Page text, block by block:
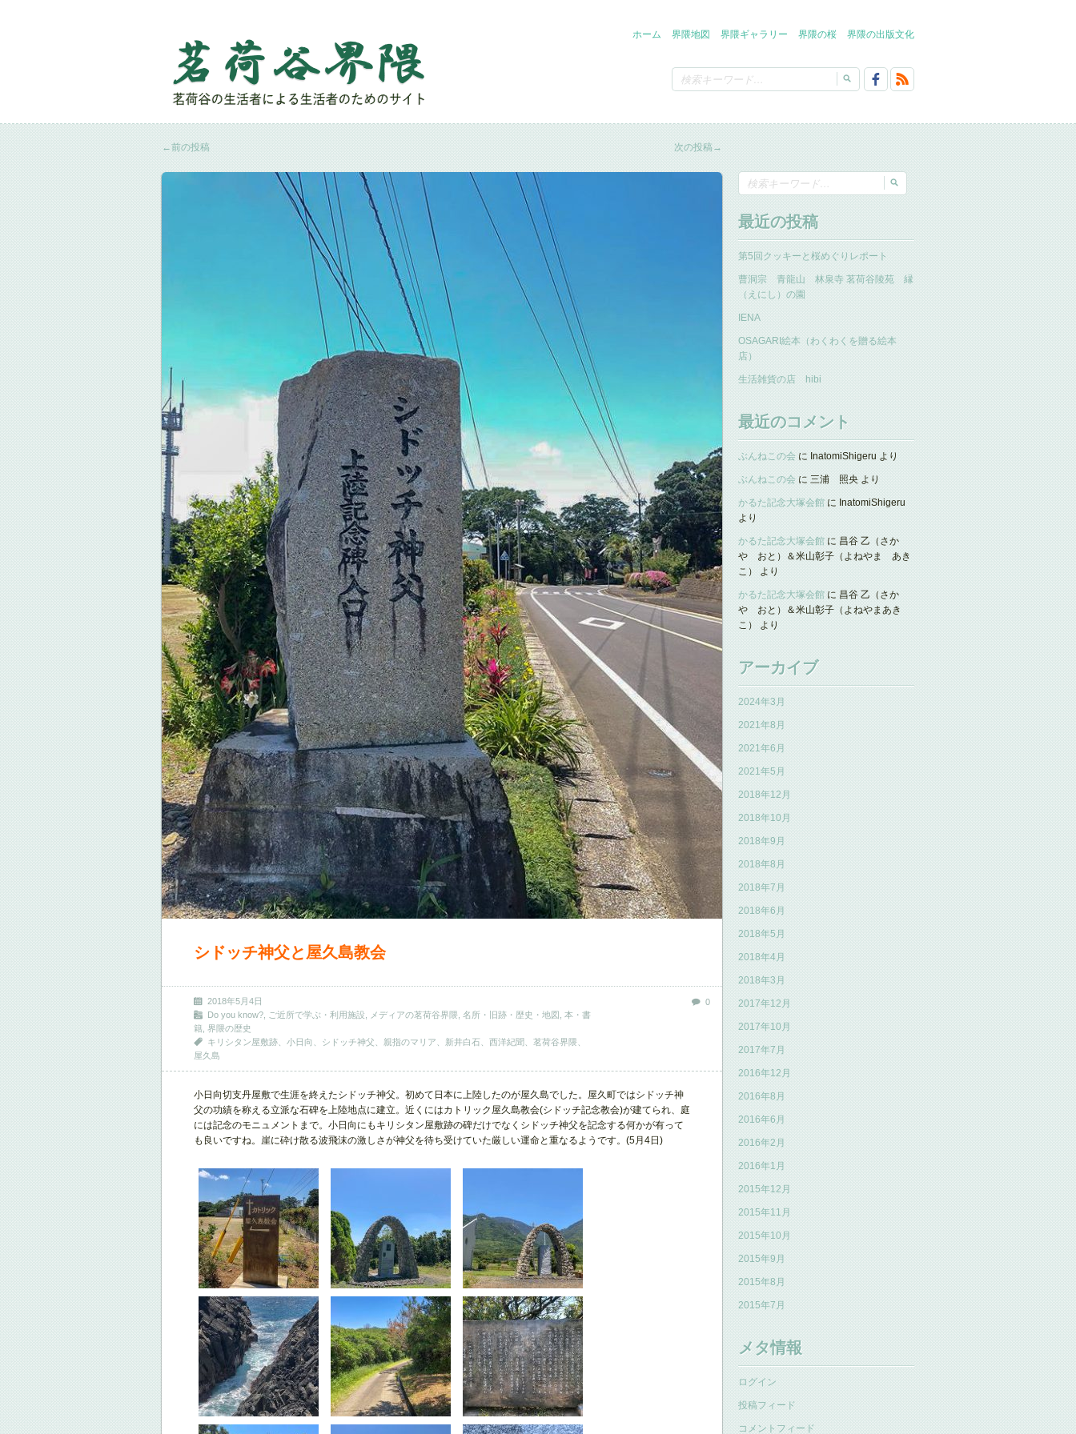
ホーム 界隈地図 界隈ギャラリー 界隈の桜 界隈の出版文化
←前の投稿 次の投稿→
シドッチ神父と屋久島教会
0
2018年5月4日
Do you know?
ご近所で学ぶ・利用施設 メディアの茗荷谷界隈 名所・旧跡・歴史・地図 本・書
籍 界隈の歴史
キリシタン屋敷跡、小日向、シドッチ神父、親指のマリア、新井白石、西洋紀聞、茗荷谷界隈、
屋久島
小日向切支丹屋敷で生涯を終えたシドッチ神父。初めて日本に上陸したのが屋久島でした。屋久町ではシドッチ神
父の功績を称える立派な石碑を上陸地点に建立。近くにはカトリック屋久島教会(シドッチ記念教会)が建てられ、庭
には記念のモニュメントまで。小日向にもキリシタン屋敷跡の碑だけでなくシドッチ神父を記念する何かが有って
も良いですね。崖に砕け散る波飛沫の激しさが神父を待ち受けていた厳しい運命と重なるようです。(5月4日)
最近の投稿
第5回クッキーと桜めぐりレポート
曹洞宗 青龍山 林泉寺 茗荷谷陵苑 縁
（えにし）の園
IENA
OSAGARI絵本（わくわくを贈る絵本
店）
生活雑貨の店 hibi
最近のコメント
ぶんねこの会 に InatomiShigeru より
ぶんねこの会 に 三浦 照央 より
かるた記念大塚会館 に InatomiShigeru
より
かるた記念大塚会館 に 昌谷 乙（さか
や おと）＆米山彰子（よねやま あき
こ）
より
かるた記念大塚会館 に 昌谷 乙（さか
や おと）＆米山彰子（よねやまあき
こ）
より
アーカイブ
2024年3月
2021年8月
2021年6月
2021年5月
2018年12月
2018年10月
2018年9月
2018年8月
2018年7月
2018年6月
2018年5月
2018年4月
2018年3月
2017年12月
2017年10月
2017年7月
2016年12月
2016年8月
2016年6月
2016年2月
2016年1月
2015年12月
2015年11月
2015年10月
2015年9月
2015年8月
2015年7月
メタ情報
ログイン
投稿フィード
コメントフィード